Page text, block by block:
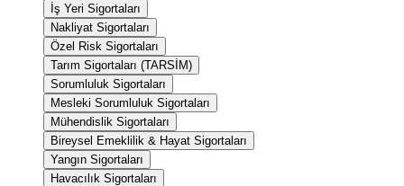
İş Yeri Sigortaları
Nakliyat Sigortaları
Özel Risk Sigortaları
Tarım Sigortaları (TARSİM)
Sorumluluk Sigortaları
Mesleki Sorumluluk Sigortaları
Mühendislik Sigortaları
Bireysel Emeklilik & Hayat Sigortaları
Yangın Sigortaları
Havacılık Sigortaları